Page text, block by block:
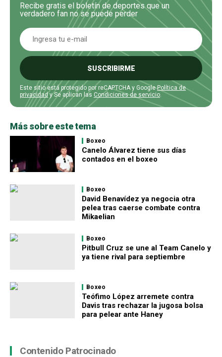
Recibe gratis el boletín de deportes que un
verdadero fan no se puede perder
SUSCRIBIRME
Este sitio está protegido por reCAPTCHA y GooglePolítica de
privacidady Se aplican las Condiciones de servicio
Más sobre este tema
Boxeo
Canelo Álvarez tiene sus días
contados en el boxeo
Boxeo
David Benavídez ya negocia otra
pelea tras caerse combate contra
Mikaelian
Boxeo
Pitbull Cruz se une al Team Canelo y
ya tiene rival para septiembre
Boxeo
Teófimo López arremete contra
Davis tras rechazar la jugosa bolsa
para pelear ante Haney
Contenido Patrocinado